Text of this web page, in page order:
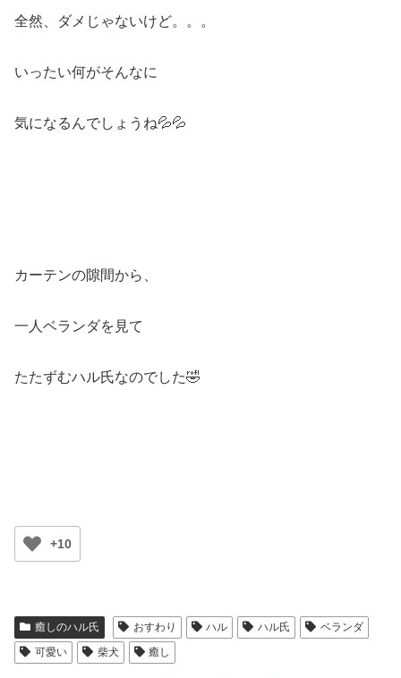
全然、ダメじゃないけど。。。
いったい何がそんなに
気になるんでしょうね💦💦
カーテンの隙間から、
一人ベランダを見て
たたずむハル氏なのでした🤣
+10
癒しのハル氏 おすわり ハル ハル氏
ベランダ
可愛い
柴犬 癒し